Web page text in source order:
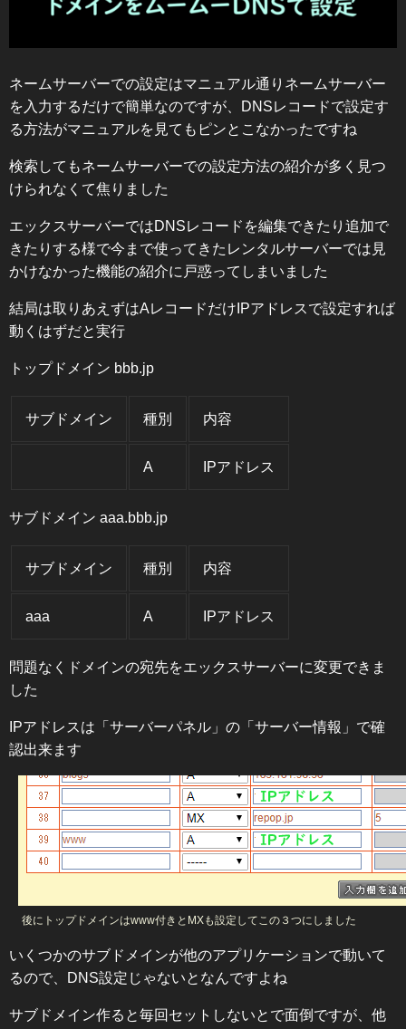
ネームサーバーでの設定はマニュアル通りネームサーバー
を入力するだけで簡単なのですが、DNSレコードで設定す
る方法がマニュアルを見てもピンとこなかったですね
検索してもネームサーバーでの設定方法の紹介が多く見つ
けられなくて焦りました
エックスサーバーではDNSレコードを編集できたり追加で
きたりする様で今まで使ってきたレンタルサーバーでは見
かけなかった機能の紹介に戸惑ってしまいました
結局は取りあえずはAレコードだけIPアドレスで設定すれば
動くはずだと実行
トップドメイン bbb.jp
サブドメイン 種別 内容
A IPアドレス
サブドメイン aaa.bbb.jp
サブドメイン 種別 内容
aaa A IPアドレス
問題なくドメインの宛先をエックスサーバーに変更できま
した
IPアドレスは「サーバーパネル」の「サーバー情報」で確
認出来ます
後にトップドメインはwww付きとMXも設定してこの３つにしました
いくつかのサブドメインが他のアプリケーションで動いて
るので、DNS設定じゃないとなんですよね
サブドメイン作ると毎回セットしないとで面倒ですが、他